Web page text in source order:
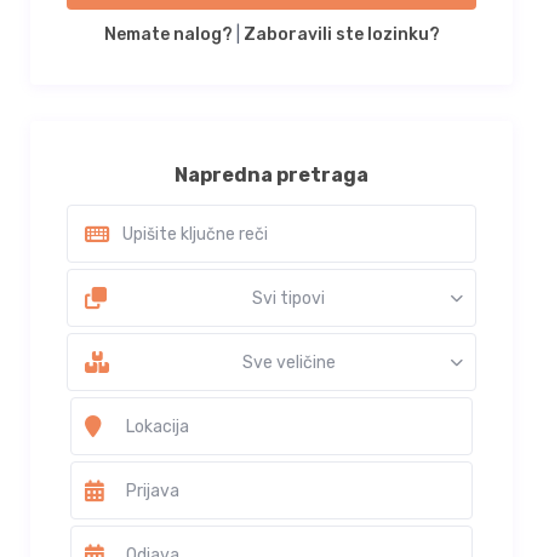
Nemate nalog? Zaboravili ste lozinku?
Napredna pretraga
Svi tipovi
Sve veličine